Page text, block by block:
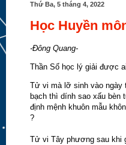
Thứ Ba, 5 tháng 4, 2022
Học Huyền
-Đông Quang-
Thần Số học lý giải được
Tử vi mà lỡ sinh vào ngày
bạch thì dính sao xấu bèn
định mệnh khuôn mẫu
?
Tử vi Tây phương sau khi